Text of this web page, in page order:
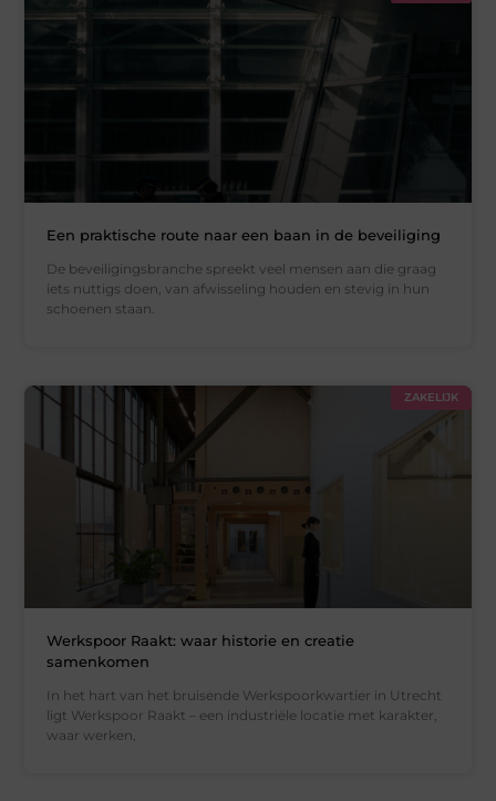
Een praktische route naar een baan in de beveiliging
De beveiligingsbranche spreekt veel mensen aan die graag
iets nuttigs doen, van afwisseling houden en stevig in hun
schoenen staan.
ZAKELIJK
Werkspoor Raakt: waar historie en creatie
samenkomen
In het hart van het bruisende Werkspoorkwartier in Utrecht
ligt Werkspoor Raakt – een industriële locatie met karakter,
waar werken,